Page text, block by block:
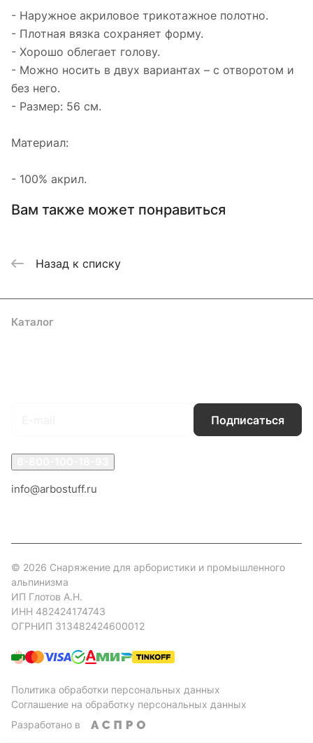
- Наружное акриловое трикотажное полотно.
- Плотная вязка сохраняет форму.
- Хорошо облегает голову.
- Можно носить в двух вариантах – с отворотом и
без него.
- Размер: 56 см.
Материал:
- 100% акрил.
Вам также может понравиться
Назад к списку
Каталог
Подписаться
info@arbostuff.ru
© 2026 Снаряжение для арбористики и промышленного
альпинизма
ИП Глотов А.Н.
ИНН 482424174743
ОГРНИП 313482424600012
Политика обработки персональных данных
Соглашение на обработку персональных данных
Разработано в